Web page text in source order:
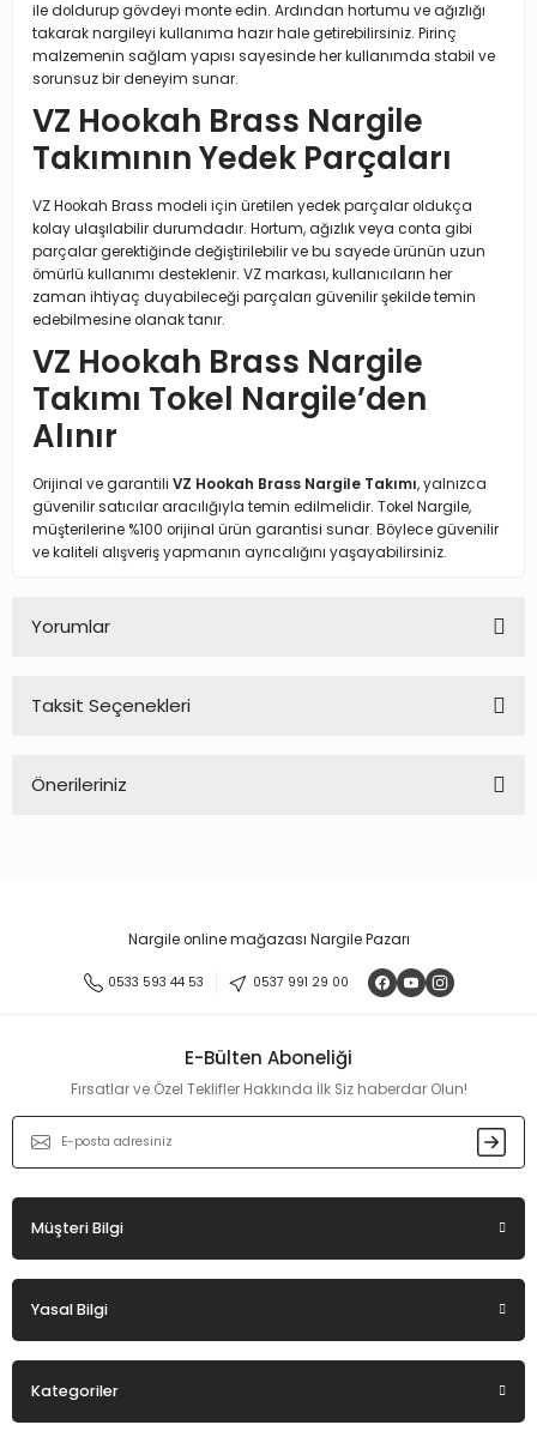
ile doldurup gövdeyi monte edin. Ardından hortumu ve ağızlığı
takarak nargileyi kullanıma hazır hale getirebilirsiniz. Pirinç
malzemenin sağlam yapısı sayesinde her kullanımda stabil ve
sorunsuz bir deneyim sunar.
VZ Hookah Brass Nargile
Takımının Yedek Parçaları
VZ Hookah Brass modeli için üretilen yedek parçalar oldukça
kolay ulaşılabilir durumdadır. Hortum, ağızlık veya conta gibi
parçalar gerektiğinde değiştirilebilir ve bu sayede ürünün uzun
ömürlü kullanımı desteklenir. VZ markası, kullanıcıların her
zaman ihtiyaç duyabileceği parçaları güvenilir şekilde temin
edebilmesine olanak tanır.
VZ Hookah Brass Nargile
Takımı Tokel Nargile’den
Alınır
Orijinal ve garantili VZ Hookah Brass Nargile Takımı, yalnızca
güvenilir satıcılar aracılığıyla temin edilmelidir. Tokel Nargile,
müşterilerine %100 orijinal ürün garantisi sunar. Böylece güvenilir
ve kaliteli alışveriş yapmanın ayrıcalığını yaşayabilirsiniz.
Yorumlar
Taksit Seçenekleri
Önerileriniz
Ürün resmi kalitesiz, bozuk veya görüntülenemiyor.
Ürün bilgilerinde hatalar bulunuyor.
Ürün fiyatı diğer sitelerden daha pahalı.
Bu ürüne benzer farklı alternatifler olmalı.
Nargile online mağazası Nargile Pazarı
0533 593 44 53 0537 991 29 00
E-Bülten Aboneliği
Fırsatlar ve Özel Teklifler Hakkında İlk Siz haberdar Olun!
Müşteri Bilgi
Yasal Bilgi
Kategoriler